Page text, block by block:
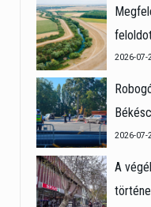
2026-07-
2026-07-
A